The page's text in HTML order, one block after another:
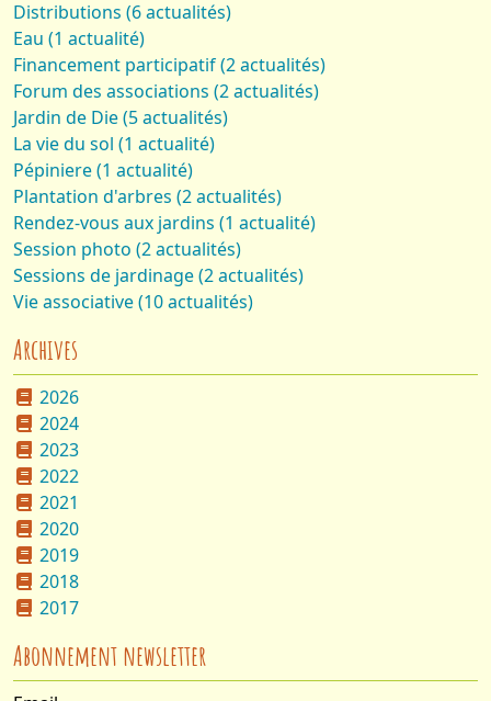
Distributions (6 actualités)
Eau (1 actualité)
Financement participatif (2 actualités)
Forum des associations (2 actualités)
Jardin de Die (5 actualités)
La vie du sol (1 actualité)
Pépiniere (1 actualité)
Plantation d'arbres (2 actualités)
Rendez-vous aux jardins (1 actualité)
Session photo (2 actualités)
Sessions de jardinage (2 actualités)
Vie associative (10 actualités)
Archives
2026
2024
2023
2022
2021
2020
2019
2018
2017
Abonnement newsletter